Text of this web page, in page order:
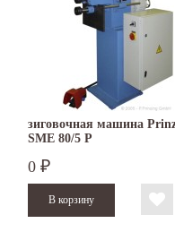
зиговочная машина
SMЕ 80/5 P
0 ₽